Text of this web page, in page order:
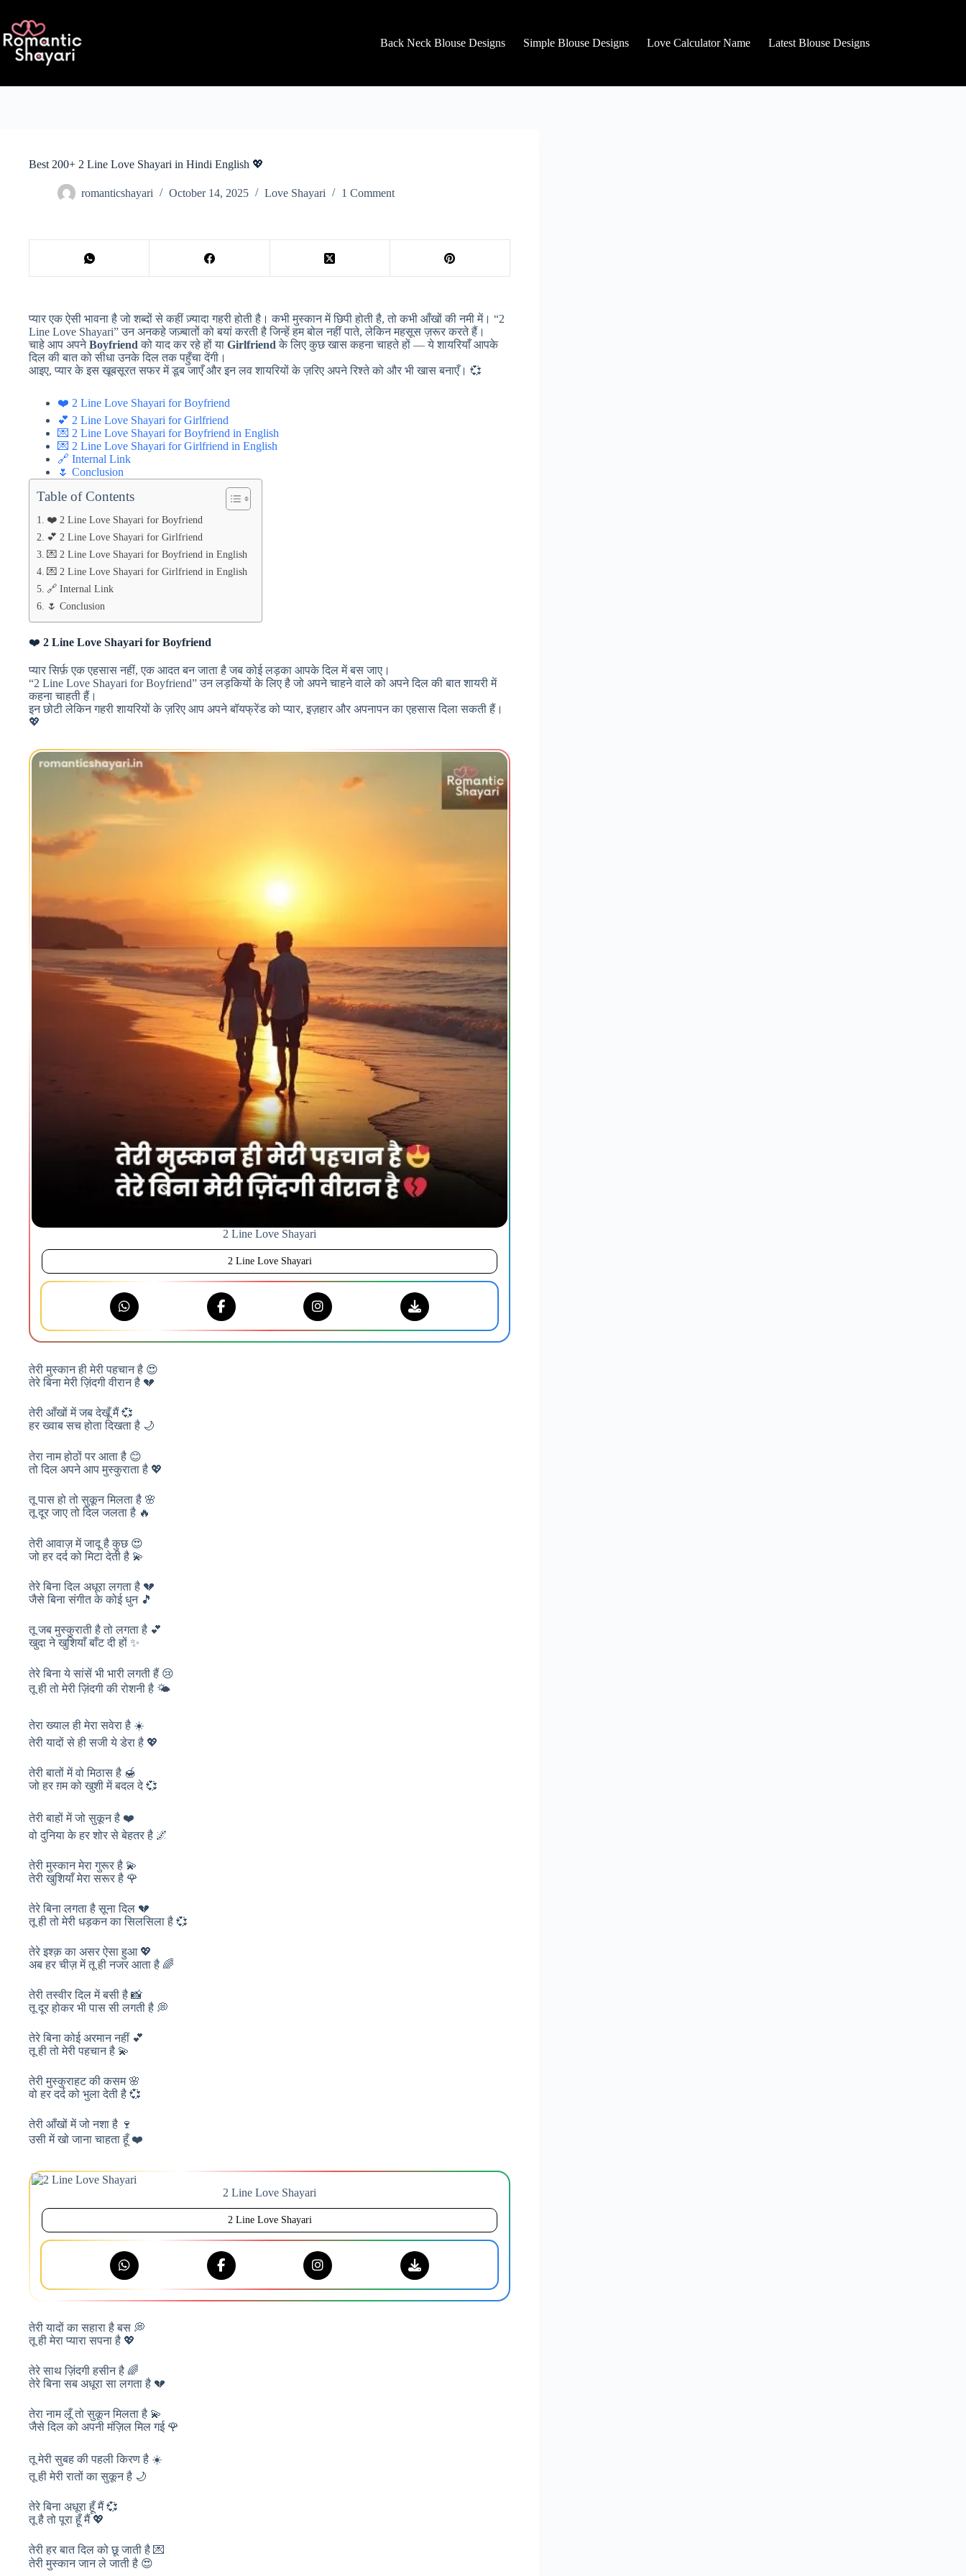
content
Back Neck Blouse Designs
Simple Blouse Designs Love Calculator Name Latest Blouse Designs
Best 200+ 2 Line Love Shayari in Hindi English 💖
romanticshayari October 14, 2025 Love Shayari 1 Comment
प्यार एक ऐसी भावना है जो शब्दों से कहीं ज़्यादा गहरी होती है। कभी मुस्कान में छिपी होती है, तो कभी आँखों की नमी में। “2
Line Love Shayari” उन अनकहे जज़्बातों को बयां करती है जिन्हें हम बोल नहीं पाते, लेकिन महसूस ज़रूर करते हैं।
चाहे आप अपनेBoyfriend को याद कर रहे हों या Girlfriend के लिए कुछ खास कहना चाहते हों — ये शायरियाँ आपके
दिल की बात को सीधा उनके दिल तक पहुँचा देंगी।
आइए, प्यार के इस खूबसूरत सफर में डूब जाएँ और इन लव शायरियों के ज़रिए अपने रिश्ते को और भी खास बनाएँ। 💞
❤️ 2 Line Love Shayari for Boyfriend
💕 2 Line Love Shayari for Girlfriend
💌 2 Line Love Shayari for Boyfriend in English
💌 2 Line Love Shayari for Girlfriend in English
🔗 Internal Link
🌷 Conclusion
Table of Contents
❤️ 2 Line Love Shayari for Boyfriend
💕 2 Line Love Shayari for Girlfriend
💌 2 Line Love Shayari for Boyfriend in English
💌 2 Line Love Shayari for Girlfriend in English
🔗 Internal Link
🌷 Conclusion
❤️ 2 Line Love Shayari for Boyfriend
प्यार सिर्फ़ एक एहसास नहीं, एक आदत बन जाता है जब कोई लड़का आपके दिल में बस जाए।
“2 Line Love Shayari for Boyfriend” उन लड़कियों के लिए है जो अपने चाहने वाले को अपने दिल की बात शायरी में
कहना चाहती हैं।
इन छोटी लेकिन गहरी शायरियों के ज़रिए आप अपने बॉयफ्रेंड को प्यार, इज़हार और अपनापन का एहसास दिला सकती हैं।
💖
2 Line Love Shayari
2 Line Love Shayari
तेरी मुस्कान ही मेरी पहचान है 😍
तेरे बिना मेरी ज़िंदगी वीरान है 💔
तेरी आँखों में जब देखूँ मैं 💞
हर ख्वाब सच होता दिखता है 🌙
तेरा नाम होठों पर आता है 😊
तो दिल अपने आप मुस्कुराता है 💖
तू पास हो तो सुकून मिलता है 🌸
तू दूर जाए तो दिल जलता है 🔥
तेरी आवाज़ में जादू है कुछ 😍
जो हर दर्द को मिटा देती है 💫
तेरे बिना दिल अधूरा लगता है 💔
जैसे बिना संगीत के कोई धुन 🎵
तू जब मुस्कुराती है तो लगता है 💕
खुदा ने खुशियाँ बाँट दी हों ✨
तेरे बिना ये सांसें भी भारी लगती हैं 😢
तू ही तो मेरी ज़िंदगी की रोशनी है 🌤️
तेरा ख्याल ही मेरा सवेरा है ☀️
तेरी यादों से ही सजी ये डेरा है 💖
तेरी बातों में वो मिठास है 🍯
जो हर ग़म को खुशी में बदल दे 💞
तेरी बाहों में जो सुकून है ❤️
वो दुनिया के हर शोर से बेहतर है 🌌
तेरी मुस्कान मेरा गुरूर है 💫
तेरी खुशियाँ मेरा सरूर है 🌹
तेरे बिना लगता है सूना दिल 💔
तू ही तो मेरी धड़कन का सिलसिला है 💞
तेरे इश्क़ का असर ऐसा हुआ 💖
अब हर चीज़ में तू ही नजर आता है 🌈
तेरी तस्वीर दिल में बसी है 📸
तू दूर होकर भी पास सी लगती है 💭
तेरे बिना कोई अरमान नहीं 💕
तू ही तो मेरी पहचान है 💫
तेरी मुस्कुराहट की कसम 🌸
वो हर दर्द को भुला देती है 💞
तेरी आँखों में जो नशा है 🍷
उसी में खो जाना चाहता हूँ ❤️
2 Line Love Shayari
2 Line Love Shayari
तेरी यादों का सहारा है बस 💭
तू ही मेरा प्यारा सपना है 💖
तेरे साथ ज़िंदगी हसीन है 🌈
तेरे बिना सब अधूरा सा लगता है 💔
तेरा नाम लूँ तो सुकून मिलता है 💫
जैसे दिल को अपनी मंज़िल मिल गई 🌹
तू मेरी सुबह की पहली किरण है ☀️
तू ही मेरी रातों का सुकून है 🌙
तेरे बिना अधूरा हूँ मैं 💞
तू है तो पूरा हूँ मैं 💖
तेरी हर बात दिल को छू जाती है 💌
तेरी मुस्कान जान ले जाती है 😍